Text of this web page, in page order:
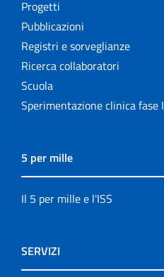
Progetti
Pubblicazioni
Registri e sorveglianze
Ricerca collaboratori
Scuola
Sperimentazione clinica fase I
5 per mille
Il 5 per mille e l'ISS
SERVIZI